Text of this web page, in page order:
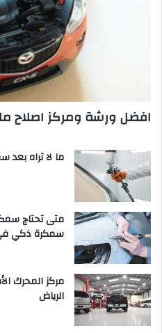
افضل ورشة ومركز اصلاح
ما لا تراه بعد
متى تحتاج
سمكرة ذكي
مركز المحرك
الرياض